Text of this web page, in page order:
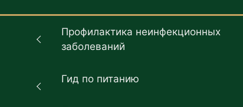
Профилактика неинфекционных
заболеваний
Гид по питанию